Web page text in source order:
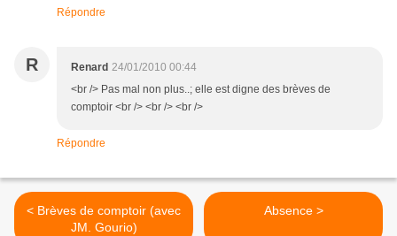
Répondre
R Renard 24/01/2010 00:44
<br /> Pas mal non plus..; elle est digne des brèves de
comptoir <br /> <br /> <br />
Répondre
< Brèves de comptoir (avec
JM. Gourio)
Absence >